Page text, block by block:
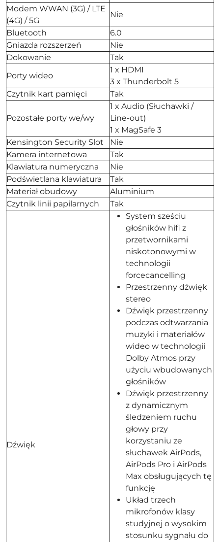
Modem WWAN (3G) / LTE
(4G) / 5G
Nie
Bluetooth
6.0
Gniazda rozszerzeń
Nie
Dokowanie
Tak
Porty wideo
1 x HDMI
3 x Thunderbolt 5
Czytnik kart pamięci
Tak
Pozostałe porty we/wy
1 x Audio (Słuchawki /
Line-out)
1 x MagSafe 3
Kensington Security Slot
Nie
Kamera internetowa
Tak
Klawiatura numeryczna
Nie
Podświetlana klawiatura
Tak
Materiał obudowy
Aluminium
Czytnik linii papilarnych
Tak
Dźwięk
System sześciu
głośników hifi z
przetwornikami
niskotonowymi w
technologii
forcecancelling
Przestrzenny dźwięk
stereo
Dźwięk przestrzenny
podczas odtwarzania
muzyki i materiałów
wideo w technologii
Dolby Atmos przy
użyciu wbudowanych
głośników
Dźwięk przestrzenny
z dynamicznym
śledzeniem ruchu
głowy przy
korzystaniu ze
słuchawek AirPods,
AirPods Pro i AirPods
Max obsługujących tę
funkcję
Układ trzech
mikrofonów klasy
studyjnej o wysokim
stosunku sygnału do